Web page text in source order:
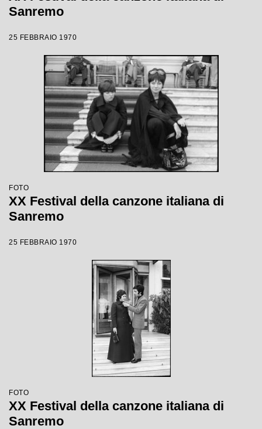
Sanremo
25 FEBBRAIO 1970
FOTO
XX Festival della canzone italiana di
Sanremo
25 FEBBRAIO 1970
FOTO
XX Festival della canzone italiana di
Sanremo